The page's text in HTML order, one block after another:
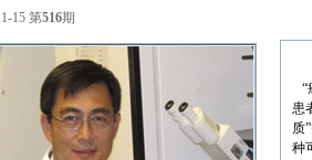
15 第516期
“
患
质
种